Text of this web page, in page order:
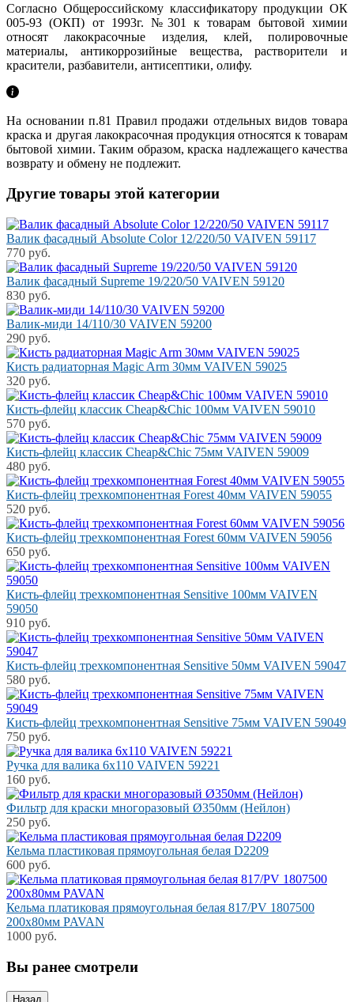
Согласно Общероссийскому классификатору продукции ОК
005-93 (ОКП) от 1993г. №301 к товарам бытовой химии
относят лакокрасочные изделия, клей, полировочные
материалы, антикоррозийные вещества, растворители и
красители, разбавители, антисептики, олифу.
На основании п.81 Правил продажи отдельных видов товара
краска и другая лакокрасочная продукция относятся к товарам
бытовой химии. Таким образом, краска надлежащего качества
возврату и обмену не подлежит.
Другие товары этой категории
Валик фасадный Absolute Color 12/220/50 VAIVEN 59117
770 руб.
Валик фасадный Supreme 19/220/50 VAIVEN 59120
830 руб.
Валик-миди 14/110/30 VAIVEN 59200
290 руб.
Кисть радиаторная Magic Arm 30мм VAIVEN 59025
320 руб.
Кисть-флейц классик Cheap&Chic 100мм VAIVEN 59010
570 руб.
Кисть-флейц классик Cheap&Chic 75мм VAIVEN 59009
480 руб.
Кисть-флейц трехкомпонентная Forest 40мм VAIVEN 59055
520 руб.
Кисть-флейц трехкомпонентная Forest 60мм VAIVEN 59056
650 руб.
Кисть-флейц трехкомпонентная Sensitive 100мм VAIVEN
59050
910 руб.
Кисть-флейц трехкомпонентная Sensitive 50мм VAIVEN 59047
580 руб.
Кисть-флейц трехкомпонентная Sensitive 75мм VAIVEN 59049
750 руб.
Ручка для валика 6х110 VAIVEN 59221
160 руб.
Фильтр для краски многоразовый Ø350мм (Нейлон)
250 руб.
Кельма пластиковая прямоугольная белая D2209
600 руб.
Кельма платиковая прямоугольная белая 817/PV 1807500
200х80мм PAVAN
1000 руб.
Вы ранее смотрели